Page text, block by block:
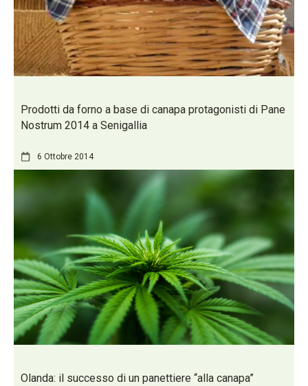
Prodotti da forno a base di canapa protagonisti di Pane
Nostrum 2014 a Senigallia
6 Ottobre 2014
Olanda: il successo di un panettiere “alla canapa”